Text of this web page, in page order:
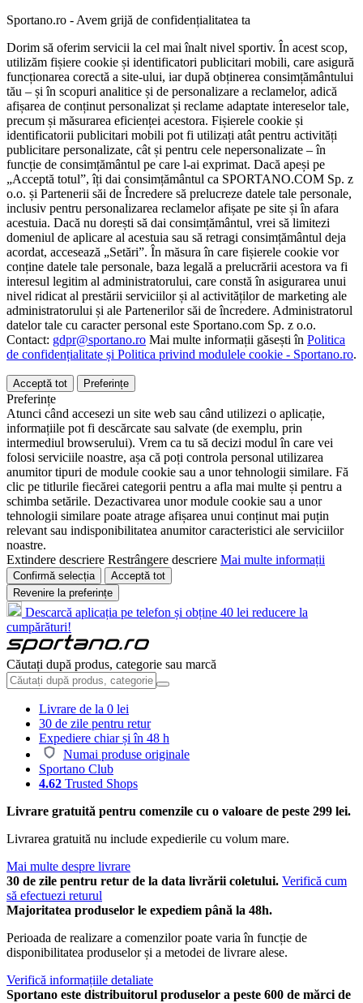
Sportano.ro - Avem grijă de confidențialitatea ta
Dorim să oferim servicii la cel mai înalt nivel sportiv. În acest scop,
utilizăm fișiere cookie și identificatori publicitari mobili, care asigură
funcționarea corectă a site-ului, iar după obținerea consimțământului
tău – și în scopuri analitice și de personalizare a reclamelor, adică
afișarea de conținut personalizat și reclame adaptate intereselor tale,
precum și măsurarea eficienței acestora. Fișierele cookie și
identificatorii publicitari mobili pot fi utilizați atât pentru activități
publicitare personalizate, cât și pentru cele nepersonalizate – în
funcție de consimțământul pe care l-ai exprimat. Dacă apeși pe
„Acceptă totul”, îți dai consimțământul ca SPORTANO.COM Sp. z
o.o. și Partenerii săi de Încredere să prelucreze datele tale personale,
inclusiv pentru personalizarea reclamelor afișate pe site și în afara
acestuia. Dacă nu dorești să dai consimțământul, vrei să limitezi
domeniul de aplicare al acestuia sau să retragi consimțământul deja
acordat, accesează „Setări”. În măsura în care fișierele cookie vor
conține datele tale personale, baza legală a prelucrării acestora va fi
interesul legitim al administratorului, care constă în asigurarea unui
nivel ridicat al prestării serviciilor și al activităților de marketing ale
administratorului și ale Partenerilor săi de încredere. Administratorul
datelor tale cu caracter personal este Sportano.com Sp. z o.o.
Contact: gdpr@sportano.ro Mai multe informații găsești în Politica
de confidențialitate și Politica privind modulele cookie - Sportano.ro.
Acceptă tot Preferințe
Preferințe
Atunci când accesezi un site web sau când utilizezi o aplicație,
informațiile pot fi descărcate sau salvate (de exemplu, prin
intermediul browserului). Vrem ca tu să decizi modul în care vei
folosi serviciile noastre, așa că poți controla personal utilizarea
anumitor tipuri de module cookie sau a unor tehnologii similare. Fă
clic pe titlurile fiecărei categorii pentru a afla mai multe și pentru a
schimba setările. Dezactivarea unor module cookie sau a unor
tehnologii similare poate atrage afișarea unui conținut mai puțin
relevant sau indisponibilitatea anumitor caracteristici ale serviciilor
noastre.
Extindere descriere Restrângere descriere Mai multe informații
Confirmă selecția
Acceptă tot
Revenire la preferințe
Descarcă aplicația pe telefon și obține 40 lei reducere la
cumpărături!
Căutați după produs, categorie sau marcă
Livrare de la 0 lei
30 de zile pentru retur
Expediere chiar și în 48 h
Numai produse originale
Sportano Club
4.62 Trusted Shops
Livrare gratuită pentru comenzile cu o valoare de peste 299 lei.
Livrarea gratuită nu include expedierile cu volum mare.
Mai multe despre livrare
30 de zile pentru retur de la data livrării coletului. Verifică cum
să efectuezi returul
Majoritatea produselor le expediem până la 48h.
Perioada de realizare a comenzilor poate varia în funcție de
disponibilitatea produselor și a metodei de livrare alese.
Verifică informațiile detaliate
Sportano este distribuitorul produselor a peste 600 de mărci de